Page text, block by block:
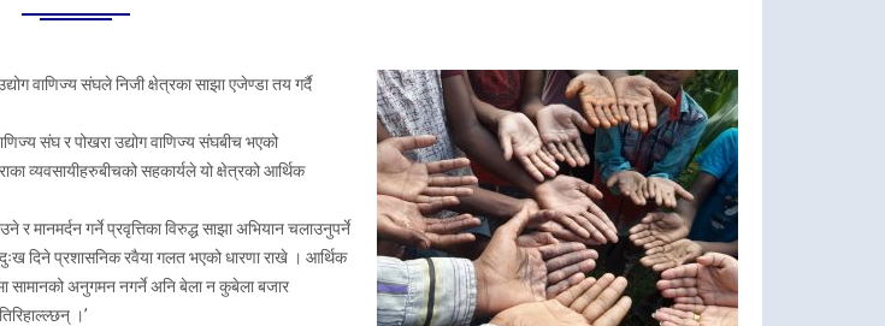
वाणिज्य संघले निजी क्षेत्रका साझा एजेण्डा तय गर्दै
संघ र पोखरा उद्योग वाणिज्य संघबीच भएको
व्यवसायीहरुबीचको सहकार्यले यो क्षेत्रको आर्थिक
मानमर्दन गर्ने प्रवृत्तिका विरुद्ध साझा अभियान चलाउनुपर्ने
दिने प्रशासनिक रवैया गलत भएको धारणा राखे । आर्थिक
सामानको अनुगमन नगर्ने अनि बेला न कुबेला बजार
।’